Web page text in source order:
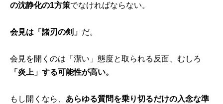
の沈静化の1方策でなければならない。
会見は「諸刃の剣」 だ。
会見を開くのは「潔い」態度と取られる反面、むしろ
「炎上」する可能性が高い。
もし開くなら、 あらゆる質問を乗り切るだけの入念な準